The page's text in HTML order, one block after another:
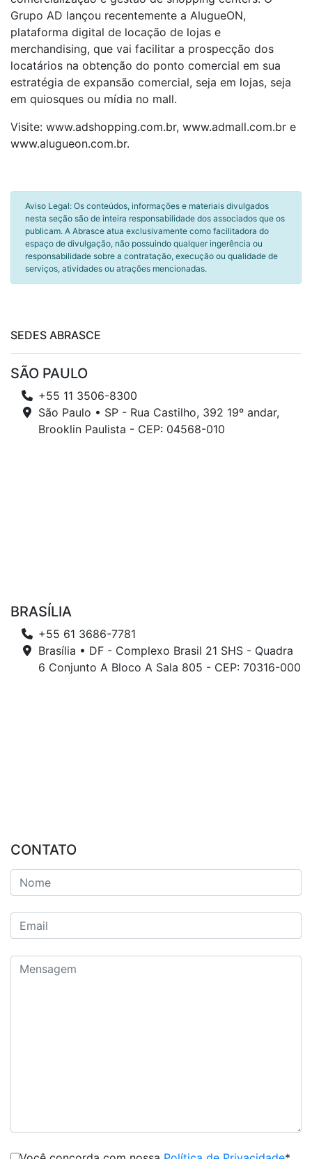
Grupo AD lançou recentemente a AlugueON,
plataforma digital de locação de lojas e
merchandising, que vai facilitar a prospecção dos
locatários na obtenção do ponto comercial em sua
estratégia de expansão comercial, seja em lojas, seja
em quiosques ou mídia no mall.
Visite: www.adshopping.com.br, www.admall.com.br e
www.alugueon.com.br.
Aviso Legal: Os conteúdos, informações e materiais divulgados
nesta seção são de inteira responsabilidade dos associados que os
publicam. A Abrasce atua exclusivamente como facilitadora do
espaço de divulgação, não possuindo qualquer ingerência ou
responsabilidade sobre a contratação, execução ou qualidade de
serviços, atividades ou atrações mencionadas.
SEDES ABRASCE
SÃO PAULO
+55 11 3506-8300
São Paulo • SP - Rua Castilho, 392 19º andar,
Brooklin Paulista - CEP: 04568-010
BRASÍLIA
+55 61 3686-7781
Brasília • DF - Complexo Brasil 21 SHS - Quadra
6 Conjunto A Bloco A Sala 805 - CEP: 70316-000
CONTATO